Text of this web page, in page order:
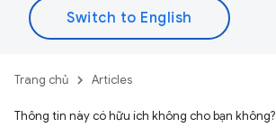
Trang chủ Articles
Thông tin này có hữu ích không cho bạn không?